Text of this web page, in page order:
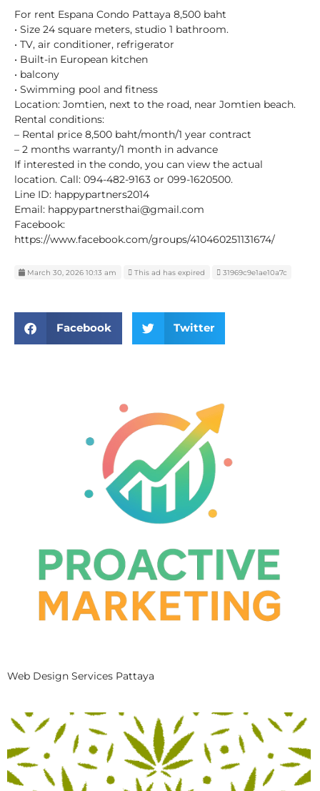
For rent Espana Condo Pattaya 8,500 baht
• Size 24 square meters, studio 1 bathroom.
• TV, air conditioner, refrigerator
• Built-in European kitchen
• balcony
• Swimming pool and fitness
Location: Jomtien, next to the road, near Jomtien beach.
Rental conditions:
– Rental price 8,500 baht/month/1 year contract
– 2 months warranty/1 month in advance
If interested in the condo, you can view the actual
location. Call: 094-482-9163 or 099-1620500.
Line ID: happypartners2014
Email: happypartnersthai@gmail.com
Facebook:
https://www.facebook.com/groups/410460251131674/
March 30, 2026 10:13 am This ad has expired 31969c9e1ae10a7c
Facebook Twitter
Web Design Services Pattaya